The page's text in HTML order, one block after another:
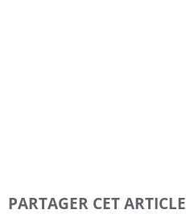
PARTAGER CET ARTICLE